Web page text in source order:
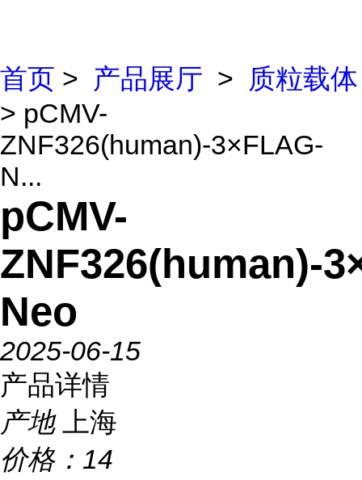
首页 > 产品展厅 >
质粒载体
> pCMV-
ZNF326(human)-3×FLAG-
N...
pCMV-
ZNF326(human)-
Neo
2025-06-15
产品详情
产地
上海
价格： 14